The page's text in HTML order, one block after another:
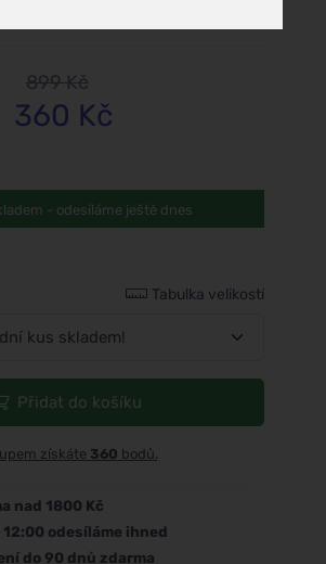
899 Kč
360 Kč
- odesíláme ještě dnes
Tabulka velikostí
Přidat do košíku
získáte 360 bodů.
nad 1800 Kč
odesíláme ihned
do 90 dnů zdarma